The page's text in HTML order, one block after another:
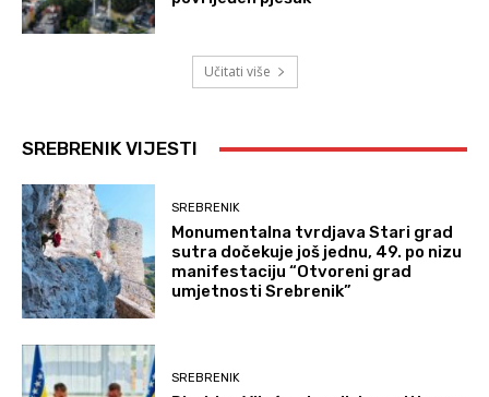
Učitati više
SREBRENIK VIJESTI
SREBRENIK
Monumentalna tvrdjava Stari grad
sutra dočekuje još jednu, 49. po nizu
manifestaciju “Otvoreni grad
umjetnosti Srebrenik”
SREBRENIK